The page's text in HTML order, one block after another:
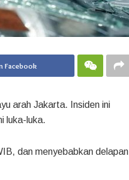
Facebook
arah Jakarta. Insiden ini
luka-luka.
dan menyebabkan delapan